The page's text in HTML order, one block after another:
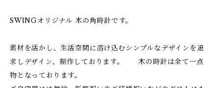
SWINGオリジナル 木の角時計です。
素材を活かし、生活空間に溶け込むシンプルなデザインを追
求しデザイン、制作しております。 木の時計は全て一点
物となっております。